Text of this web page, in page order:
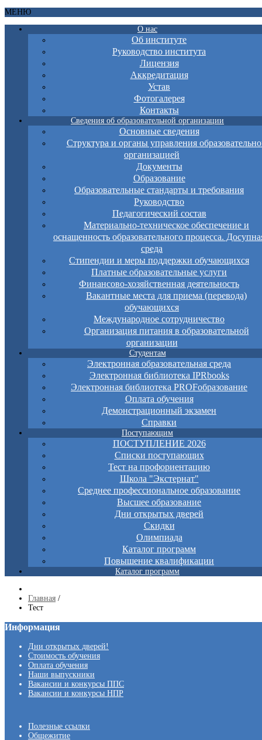
МЕНЮ
О нас
Об институте
Руководство института
Лицензия
Аккредитация
Устав
Фотогалерея
Контакты
Сведения об образовательной организации
Основные сведения
Структура и органы управления
организацией
Документы
Образование
Образовательные стандарты и требования
Руководство
Педагогический состав
Материально-техническое обеспечение и
оснащенность образовательного процесса.
среда
Стипендии и меры поддержки обучающихся
Платные образовательные услуги
Финансово-хозяйственная деятельность
Вакантные места для приема (перевода)
обучающихся
Международное сотрудничество
Организация питания в образовательной
организации
Студентам
Электронная образовательная среда
Электронная библиотека IPRbooks
Электронная библиотека PROFобразование
Оплата обучения
Демонстрационный экзамен
Справки
Поступающим
ПОСТУПЛЕНИЕ 2026
Списки поступающих
Тест на профориентацию
Школа "Экстернат"
Среднее профессиональное образование
Высшее образование
Дни открытых дверей
Скидки
Олимпиада
Каталог программ
Повышение квалификации
Каталог программ
Главная /
Тест
Информация
Дни открытых дверей!
Стоимость обучения
Оплата обучения
Наши выпускники
Вакансии и конкурсы ППС
Вакансии и конкурсы НПР
Полезные ссылки
Общежитие